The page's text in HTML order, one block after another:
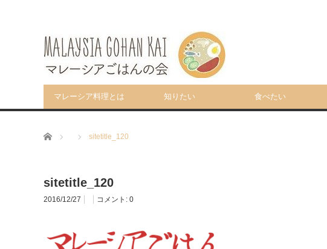
マレーシア料理とは 知りたい 食べたい
ホーム sitetitle_120
sitetitle_120
2016/12/27 コメント: 0